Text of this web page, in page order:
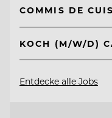
COMMIS DE
KOCH (M/W/D)
Entdecke alle Jobs